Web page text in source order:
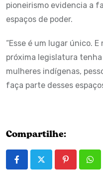
pioneirismo evidencia a
espaços de poder.
“Esse é um lugar único.
próxima legislatura
mulheres indígenas,
faça parte desses
Compartilhe:
Pinterest